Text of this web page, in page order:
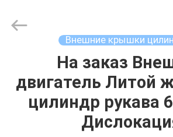
ПРОДУКТЫ
Rights
Внешние крышки
На заказ
двигатель Литой
цилиндр рукава